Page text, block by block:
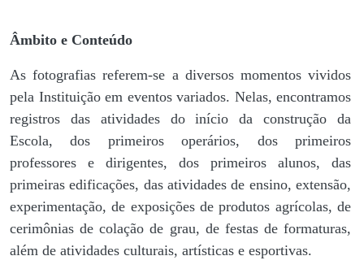
Âmbito e Conteúdo
As fotografias referem-se a diversos momentos vividos
pela Instituição em eventos variados. Nelas, encontramos
registros das atividades do início da construção da
Escola, dos primeiros operários, dos primeiros
professores e dirigentes, ​dos primeiros alunos, das
primeiras edificações, das atividades de ensino, extensão,
experimentação, de exposições de produtos agrícolas, de
cerimônias de colação de grau, de festas de formaturas,
além de atividades culturais, artísticas e esportivas.